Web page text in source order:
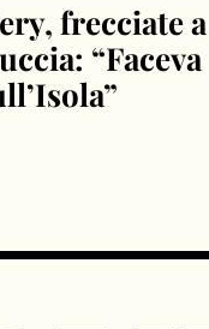
frecciate a
“Faceva